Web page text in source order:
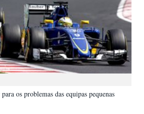
os problemas das equipas pequenas